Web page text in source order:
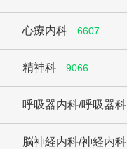
心療内科 6607
精神科 9066
呼吸器内科/呼吸器科
脳神経内科/神経内科